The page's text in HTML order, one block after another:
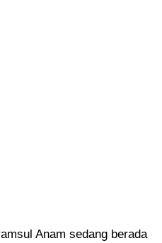
Anam sedang berada